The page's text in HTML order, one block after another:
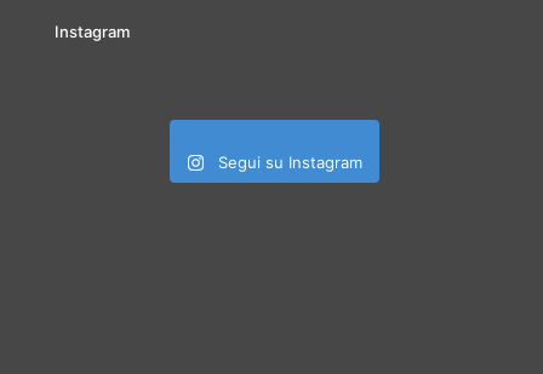
Instagram
Segui su Instagram